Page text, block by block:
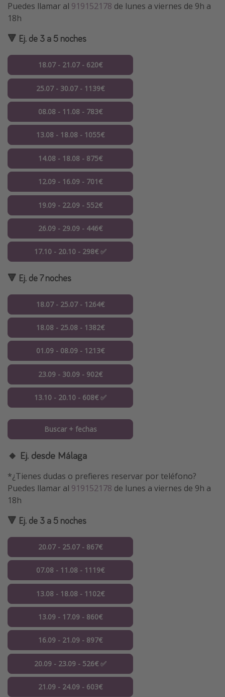
Puedes llamar al 919152178 de lunes a viernes de 9h a
18h
🔻 Ej. de 3 a 5 noches
18.07 - 21.07 - 620€
25.07 - 30.07 - 1139€
08.08 - 11.08 - 783€
13.08 - 18.08 - 1055€
14.08 - 18.08 - 875€
12.09 - 16.09 - 701€
19.09 - 22.09 - 552€
26.09 - 29.09 - 446€
17.10 - 20.10 - 298€ ✅
🔻 Ej. de 7 noches
18.07 - 25.07 - 1264€
18.08 - 25.08 - 1382€
01.09 - 08.09 - 1213€
23.09 - 30.09 - 902€
13.10 - 20.10 - 608€ ✅
Buscar + fechas
🔸 Ej. desde Málaga
*¿Tienes dudas o prefieres reservar por teléfono?
Puedes llamar al 919152178 de lunes a viernes de 9h a
18h
🔻 Ej. de 3 a 5 noches
20.07 - 25.07 - 867€
07.08 - 11.08 - 1119€
13.08 - 18.08 - 1102€
13.09 - 17.09 - 860€
16.09 - 21.09 - 897€
20.09 - 23.09 - 526€ ✅
21.09 - 24.09 - 603€